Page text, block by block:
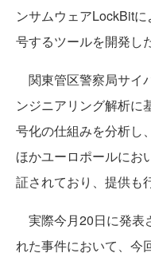
ンサムウェアLockBit
号するツールを開発し
関東管区警察局サイ
ンジニアリング解析に
号化の仕組みを分析し
ほかユーロポールにお
証されており、提供も
実際今月20日に発表
れた事件において、今